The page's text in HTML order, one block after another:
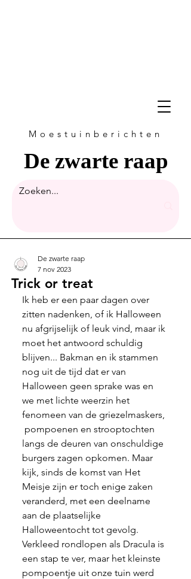
Moestuinberichten
De zwarte raap
Trick or treat
De zwarte raap
7 nov 2023
Ik heb er een paar dagen over
zitten nadenken, of ik Halloween
nu afgrijselijk of leuk vind, maar ik
moet het antwoord schuldig
blijven... Bakman en ik stammen
nog uit de tijd dat er van
Halloween geen sprake was en
we met lichte weerzin het
fenomeen van de griezelmaskers,
pompoenen en strooptochten
langs de deuren van onschuldige
burgers zagen opkomen. Maar
kijk, sinds de komst van Het
Meisje zijn er toch enige zaken
veranderd, met een deelname
aan de plaatselijke
Halloweentocht tot gevolg.
Verkleed rondlopen als Dracula is
een stap te ver, maar het kleinste
pompoentje uit onze tuin werd